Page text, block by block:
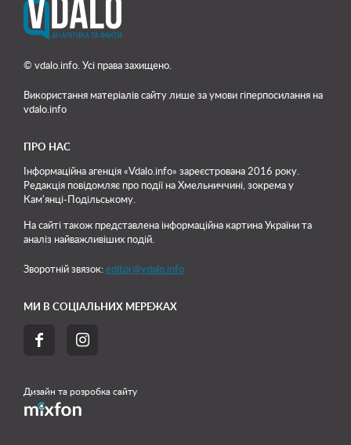
© vdalo.info. Усі права захищено.
Використання матеріалів сайту лише за умови гіперпосилання на
vdalo.info
ПРО НАС
Інформаційна агенція «Vdalo.info» зареєстрована 2016 року.
Редакція повідомляє про події на Хмельниччині, зокрема у
Кам'янці-Подільському.
На сайті також представлена інформаційна картина України та
аналіз найважливіших подій.
Зворотній звязок: editor@vdalo.info
МИ В СОЦІАЛЬНИХ МЕРЕЖАХ
 
Дизайн та розробка сайту